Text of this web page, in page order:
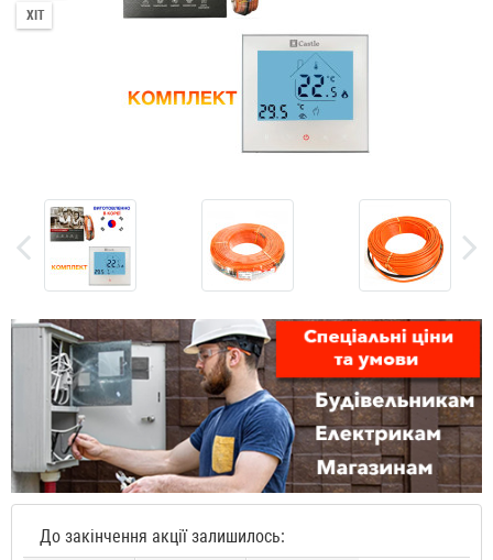
ХІТ
До закінчення акції залишилось: